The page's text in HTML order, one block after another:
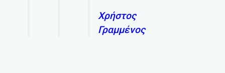
Χρήστος
Γραμμένος